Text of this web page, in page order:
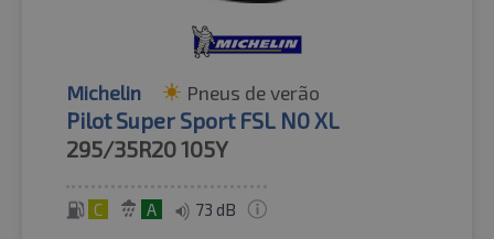
Michelin Pneus de verão
Pilot Super Sport FSL N0 XL
295/35R20105Y
C A 73 dB